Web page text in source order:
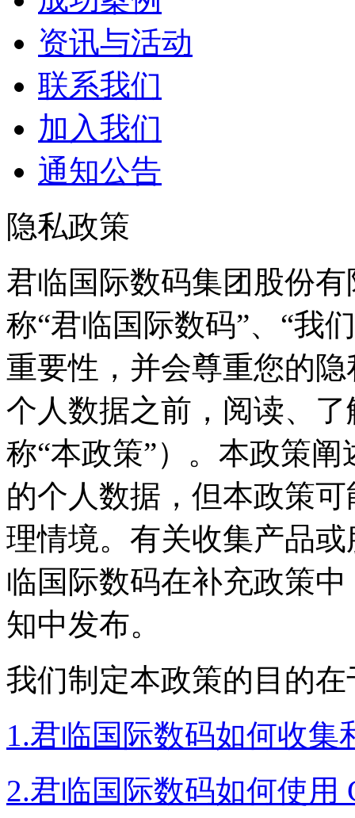
资讯与活动
联系我们
加入我们
通知公告
隐私政策
君临国际数码集团股份
称“君临国际数码”、“
重要性，并会尊重您
个人数据之前，阅读
称“本政策”）。本政策
的个人数据，但本政
理情境。有关收集产品
临国际数码在补充政策中
知中发布。
我们制定本政策的目的在
1.君临国际数码如何收集
2.君临国际数码如何使用